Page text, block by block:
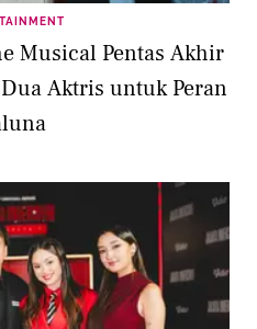
Musical Pentas Akhir
Aktris untuk Peran